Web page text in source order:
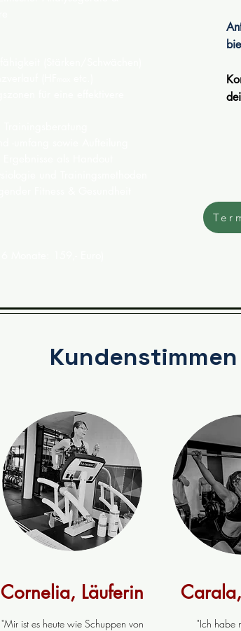
Cornelia, Läuferin
"Mir ist es heute wie Schuppen von
"Ich habe
Kundenstimmen